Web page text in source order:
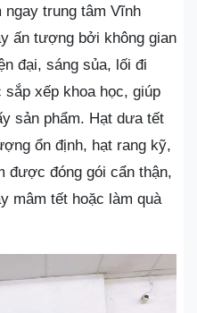
ngay trung tâm Vĩnh
ấn tượng bởi không gian
đại, sáng sủa, lối đi
xếp khoa học, giúp
sản phẩm. Hạt dưa tết
ổn định, hạt rang kỹ,
được đóng gói cẩn thận,
mâm tết hoặc làm quà